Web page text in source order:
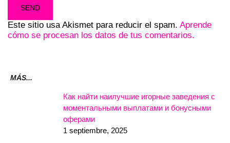
Este sitio usa Akismet para reducir el spam. Aprende
cómo se procesan los datos de tus comentarios.
MÁS...
Как найти наилучшие игорные заведения с
моментальными выплатами и бонусными
оферами
1 septiembre, 2025